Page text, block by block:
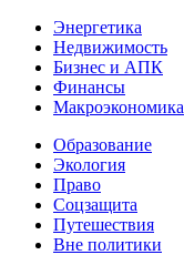
Энергетика
Недвижимость
Бизнес и АПК
Финансы
Макроэкономика
Образование
Экология
Право
Соцзащита
Путешествия
Вне политики